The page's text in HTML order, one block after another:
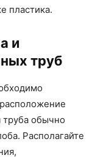
пластика.
и
труб
труба обычно
Располагайте